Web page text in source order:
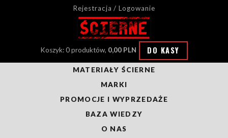
Rejestracja / Logowanie
Koszyk: 0 produktów, 0,00 PLN DO KASY
MATERIAŁY ŚCIERNE
MARKI
PROMOCJE I WYPRZEDAŻE
BAZA WIEDZY
O NAS